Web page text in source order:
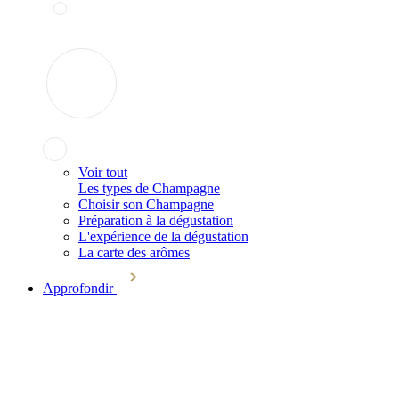
Voir tout
Les types de Champagne
Choisir son Champagne
Préparation à la dégustation
L'expérience de la dégustation
La carte des arômes
Approfondir